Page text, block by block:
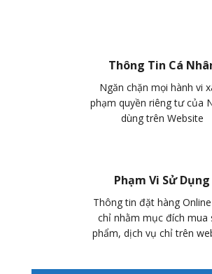
Thông Tin Cá
Ngăn chặn mọi hành vi
phạm quyền riêng tư của
dùng trên Website
Phạm Vi Sử Dụng
Thông tin đặt hàng
chỉ nhằm mục đích mua
phẩm, dịch vụ chỉ trên